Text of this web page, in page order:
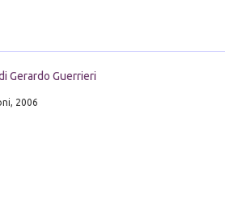
Gerardo Guerrieri
2006